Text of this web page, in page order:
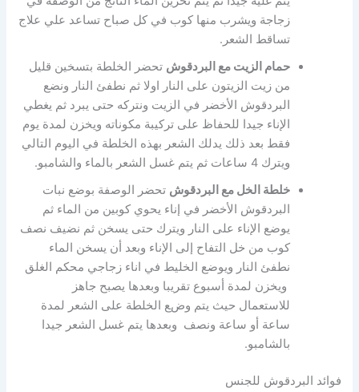
زجاجة ويشرب منها كوب في كل صباح تساعد علي علاج
تساقط الشعر.
حمام الزيت مع البردقوش تحضر الخلطة بتسخين قليل
من زيت الزيتون على النار اولا ثم نطفئ النار ونضع
البردقوش الأخضر في الزيت ونتركه حتى يبرد ثم يغطي
الإناء جيدا للحفاظ على تركيبة مكوناته ويخزن لمدة يوم
فقط بعد ذلك يدلك الشعر بهذه الخلطة في اليوم التالي
ويترك 4 ساعات ثم يتم غسل الشعر بالماء والشامبو.
خلطة الخل مع البردقوش تحضر الوصفة بوضع نبات
البردقوش الأخضر في إناء يحوي كوبين من الماء ثم
يوضع الإناء على النار ويترك حتى يسخن ثم نضيف نصف
كوب من خل التفاح إلى الإناء وبعد أن يسخن الماء
نطفئ النار ويوضع الخليط في اناء زجاجي محكم الغلق
ويخزن لمدة أسبوع تقريبا وبعدها يصبح جاهز
للاستعمال حيث يتم وضع الخلطة على الشعر لمدة
ساعة أو ساعة ونصف وبعدها يتم غسل الشعر جيدا
بالشامبو.
فوائد البردقوش للجنس